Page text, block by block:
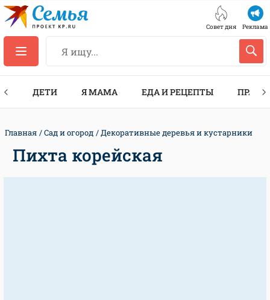
Совет дня Реклама
ДЕТИ Я МАМА ЕДА И РЕЦЕПТЫ
Главная Сад и огород Декоративные деревья и кустарники
Пихта корейская